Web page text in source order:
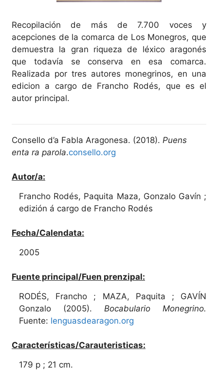
Recopilación de más de 7.700 voces y
acepciones de la comarca de Los Monegros, que
demuestra la gran riqueza de léxico aragonés
que todavía se conserva en esa comarca.
Realizada por tres autores monegrinos, en una
edicion a cargo de Francho Rodés, que es el
autor principal.
Consello d’a Fabla Aragonesa. (2018). Puens
enta ra parola.consello.org
Autor/a:
Francho Rodés, Paquita Maza, Gonzalo Gavín ;
edizión á cargo de Francho Rodés
Fecha/Calendata:
2005
Fuente principal/Fuen prenzipal:
RODÉS, Francho ; MAZA, Paquita ; GAVÍN
Gonzalo (2005). Bocabulario Monegrino.
Fuente: lenguasdearagon.org
Características/Carauteristicas:
179 p ; 21 cm.